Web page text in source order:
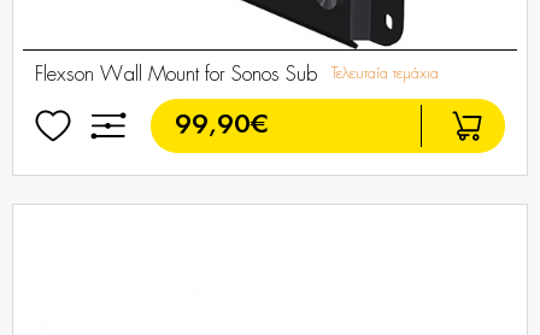
Flexson Wall Mount for Sonos Sub Τελευταία τεμάχια
99,90€